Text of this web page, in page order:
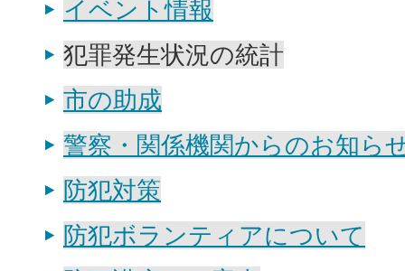
イベント情報
犯罪発生状況の統計
市の助成
警察・関係機関からのお知ら
防犯対策
防犯ボランティアについて